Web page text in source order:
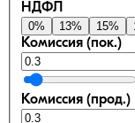
НДФЛ
0% 13% 15%
Комиссия (пок.)
Комиссия (прод.)